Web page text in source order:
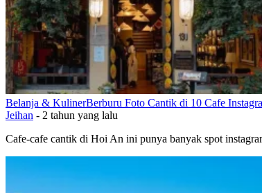
Belanja & KulinerBerburu Foto Cantik di 10 Cafe
Jeihan - 2 tahun yang lalu
Cafe-cafe cantik di Hoi An ini punya banyak spot